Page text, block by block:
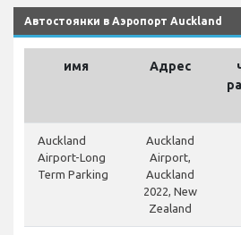
Автостоянки в Аэропорт Auckland
имя Адрес
Auckland
Airport-Long
Term Parking
Auckland
Airport,
Auckland
2022, New
Zealand